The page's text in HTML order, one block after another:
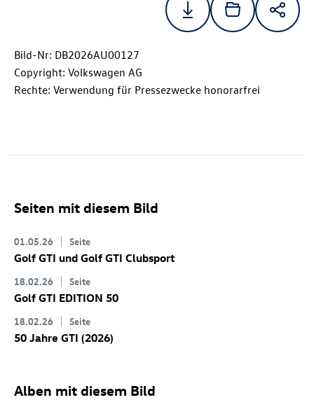
Bild-Nr: DB2026AU00127
Copyright: Volkswagen AG
Rechte: Verwendung für Pressezwecke honorarfrei
Seiten mit diesem Bild
01.05.26 Seite
Golf GTI und Golf GTI Clubsport
18.02.26 Seite
Golf GTI EDITION 50
18.02.26 Seite
50 Jahre GTI (2026)
Alben mit diesem Bild